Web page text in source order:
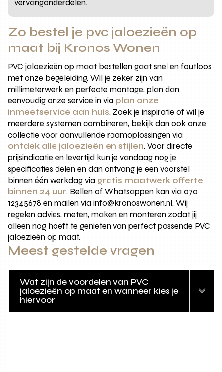
vervangonderdelen.
Zo bestel je pvc jaloezieën op
maat bij Kronos Wonen
PVC jaloezieën op maat bestellen gaat snel en foutloos
met onze begeleiding. Wil je zeker zijn van
millimeterwerk en perfecte montage, plan dan
eenvoudig onze service in via plan onze
inmeetservice aan huis. Zoek je inspiratie of wil je
meerdere systemen combineren, bekijk dan ook onze
collectie voor aanvullende raamoplossingen via
ontdek alle jaloezieën en stijlen. Voor directe
prijsindicatie en levertijd kun je vandaag nog je
specificaties delen en dan ontvang je een voorstel
binnen één werkdag via gratis maatwerk offerte
binnen 24 uur. Bellen of Whatsappen kan via 070
12345678 en mailen via info@kronoswonen.nl. Wij
regelen advies, meten, maken en monteren zodat jij
alleen nog hoeft te genieten van perfect passende PVC
jaloezieën op maat.
Meest gestelde vragen
Wat zijn de voordelen van PVC
jaloezieën op maat en wanneer kies je
hiervoor